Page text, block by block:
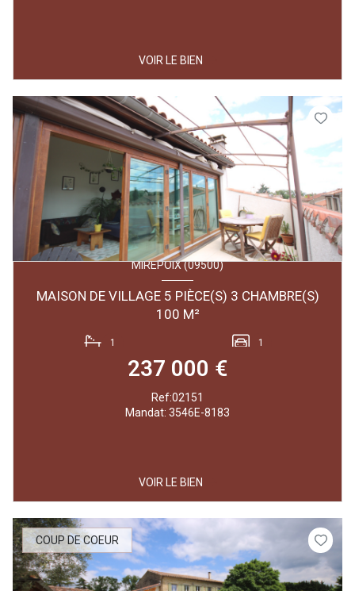
VOIR LE BIEN
MIREPOIX (09500)
MAISON DE VILLAGE 5 PIÈCE(S) 3 CHAMBRE(S)
100 M²
1 1
237 000 €
Ref:02151
Mandat: 3546E-8183
VOIR LE BIEN
COUP DE COEUR